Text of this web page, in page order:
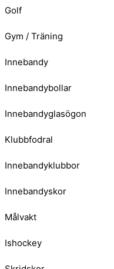
Golf
Gym / Träning
Innebandy
Innebandybollar
Innebandyglasögon
Klubbfodral
Innebandyklubbor
Innebandyskor
Målvakt
Ishockey